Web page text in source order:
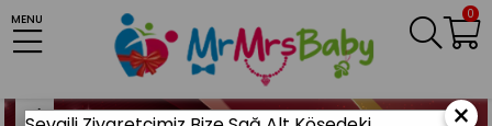
0
MENU
Anasayfa KINA MALZEMELERİ Gelin Kına Gecesi Kına Mumu
Led Işıklı Kırmızı Gold Kına Mumu
×